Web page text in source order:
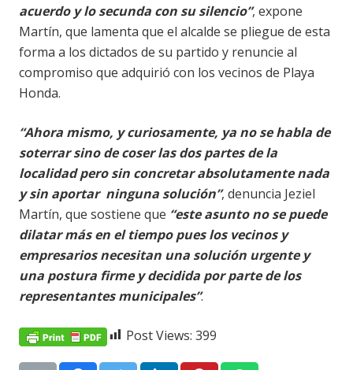
acuerdo y lo secunda con su silencio”, expone
Martín, que lamenta que el alcalde se pliegue de esta
forma a los dictados de su partido y renuncie al
compromiso que adquirió con los vecinos de Playa
Honda.
“Ahora mismo, y curiosamente, ya no se habla de
soterrar sino de coser las dos partes de la
localidad pero sin concretar absolutamente nada
y sin aportar ninguna solución”, denuncia Jeziel
Martín, que sostiene que “este asunto no se puede
dilatar más en el tiempo pues los vecinos y
empresarios necesitan una solución urgente y
una postura firme y decidida por parte de los
representantes municipales”.
Post Views: 399